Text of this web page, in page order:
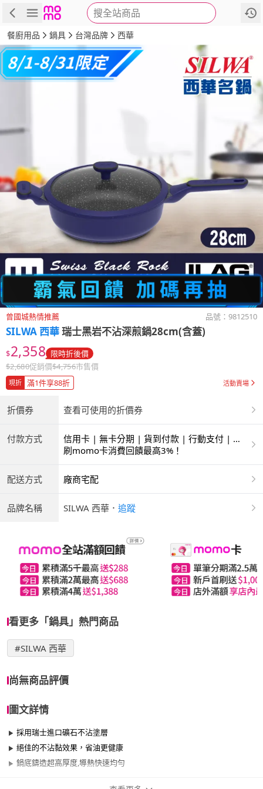
搜全站商品
商品 評價 詳情
餐廚用品 鍋具 台灣品牌 西華
曾國城熱情推薦 品號： 9812510
SILWA 西華瑞士黑岩不沾深煎鍋28cm(含蓋)
$2,358 限時折後價
$2,680促銷價$4,756市售價
現折 滿1件享88折 活動賣場
折價券 查看可使用的折價券
付款方式
信用卡 | 無卡分期 | 貨到付款 | 行動支付 | 超
商付款 | ATM | 銀聯卡
刷momo卡消費回饋最高3%！
配送方式 廠商宅配
品牌名稱 SILWA 西華 ． 追蹤
看更多「鍋具」熱門商品
#SILWA 西華
尚無商品評價
圖文詳情
採用瑞士進口礦石不沾塗層
絕佳的不沾黏效果，省油更健康
鍋底鑄造超高厚度,導熱快速均勻